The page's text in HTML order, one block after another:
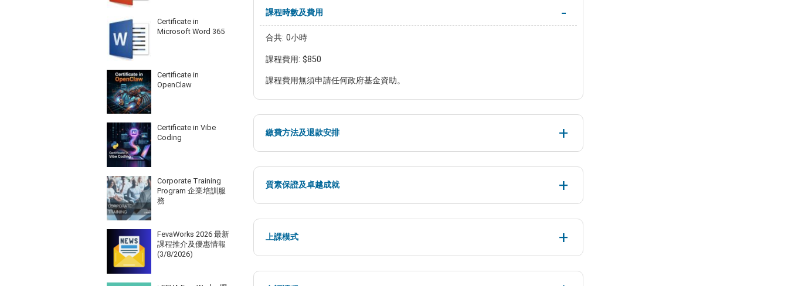
Certificate in
Microsoft Word 365
Certificate in
OpenClaw
Certificate in Vibe
Coding
Corporate Training
Program 企業培訓服
務
FevaWorks 2026 最新
課程推介及優惠情報
(3/8/2026)
課程時數及費用
合共: 0小時
課程費用: $850
課程費用無須申請任何政府基金資助。
繳費方法及退款安排
質素保證及卓越成就
上課模式